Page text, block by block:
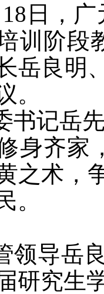
18 日，
训阶段
岳良明
。
书记岳
身齐家
之术，
。
领导岳
研究生